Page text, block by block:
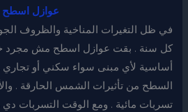
عوازل اسطح
في ظل التغيرات المناخية والظروف
كل سنة . بقت عوازل اسطح مش مجرد
أساسية لأي مبنى سواء سكني أو
السطح من تأثيرات الشمس الحارقة .
تسربات مائية . ومع الوقت التسربات دي